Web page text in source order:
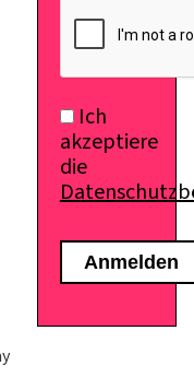
Ich
akzeptiere
die